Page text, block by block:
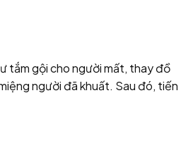
tắm gội cho người mất, thay đồ
người đã khuất. Sau đó, tiến